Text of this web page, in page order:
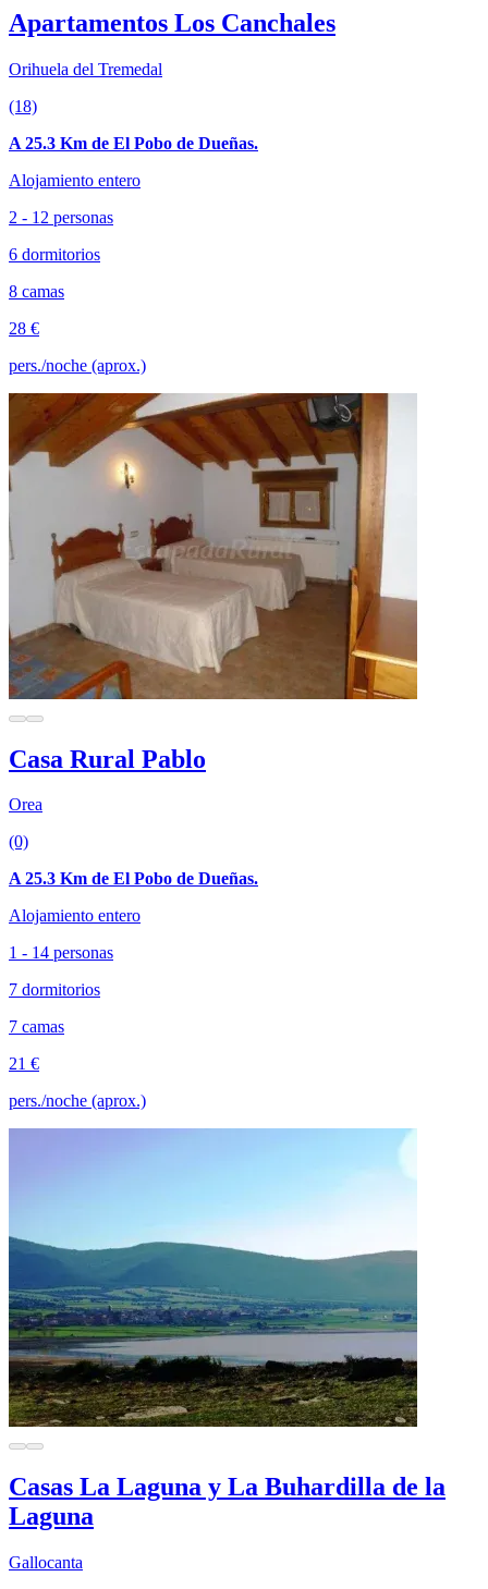
Apartamentos Los Canchales
Orihuela del Tremedal
(18)
A 25.3 Km de El Pobo de Dueñas.
Alojamiento entero
2 - 12 personas
6 dormitorios
8 camas
28 €
pers./noche (aprox.)
Casa Rural Pablo
Orea
(0)
A 25.3 Km de El Pobo de Dueñas.
Alojamiento entero
1 - 14 personas
7 dormitorios
7 camas
21 €
pers./noche (aprox.)
Casas La Laguna y La Buhardilla de la
Laguna
Gallocanta